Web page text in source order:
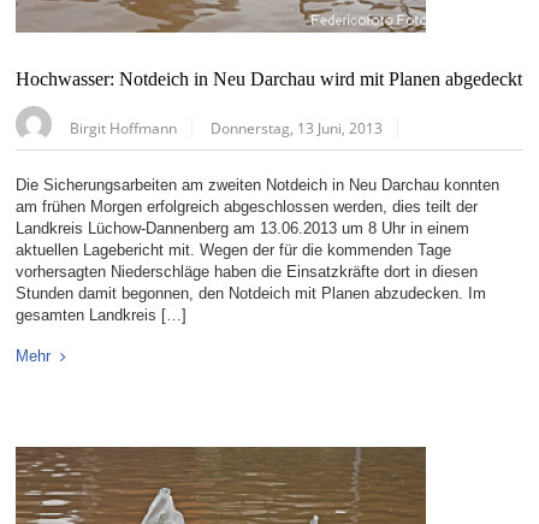
Hochwasser: Notdeich in Neu Darchau wird mit Planen abgedeckt
Birgit Hoffmann Donnerstag, 13 Juni, 2013
Die Sicherungsarbeiten am zweiten Notdeich in Neu Darchau konnten
am frühen Morgen erfolgreich abgeschlossen werden, dies teilt der
Landkreis Lüchow-Dannenberg am 13.06.2013 um 8 Uhr in einem
aktuellen Lagebericht mit. Wegen der für die kommenden Tage
vorhersagten Niederschläge haben die Einsatzkräfte dort in diesen
Stunden damit begonnen, den Notdeich mit Planen abzudecken. Im
gesamten Landkreis […]
Mehr